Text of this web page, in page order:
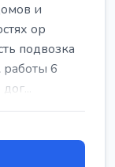
и
ор
подвозка
6